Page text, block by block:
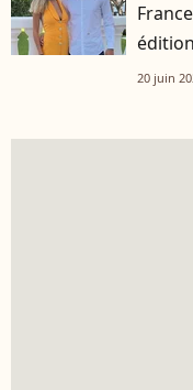
édition
20 juin